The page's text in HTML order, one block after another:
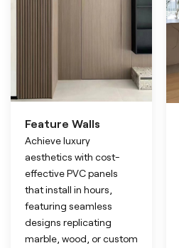
Feature Walls
Achieve luxury
aesthetics with cost-
effective PVC panels
that install in hours,
featuring seamless
designs replicating
marble, wood, or custom